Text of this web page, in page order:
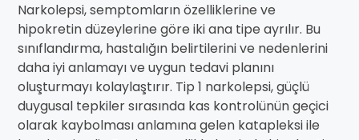
Narkolepsi, semptomların özelliklerine ve
hipokretin düzeylerine göre iki ana tipe ayrılır. Bu
sınıflandırma, hastalığın belirtilerini ve nedenlerini
daha iyi anlamayı ve uygun tedavi planını
oluşturmayı kolaylaştırır. Tip 1 narkolepsi, güçlü
duygusal tepkiler sırasında kas kontrolünün geçici
olarak kaybolması anlamına gelen katapleksi ile